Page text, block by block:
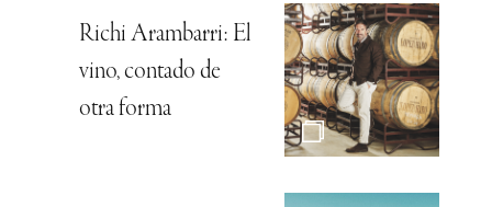
Richi Arambarri: El
vino, contado de
otra forma